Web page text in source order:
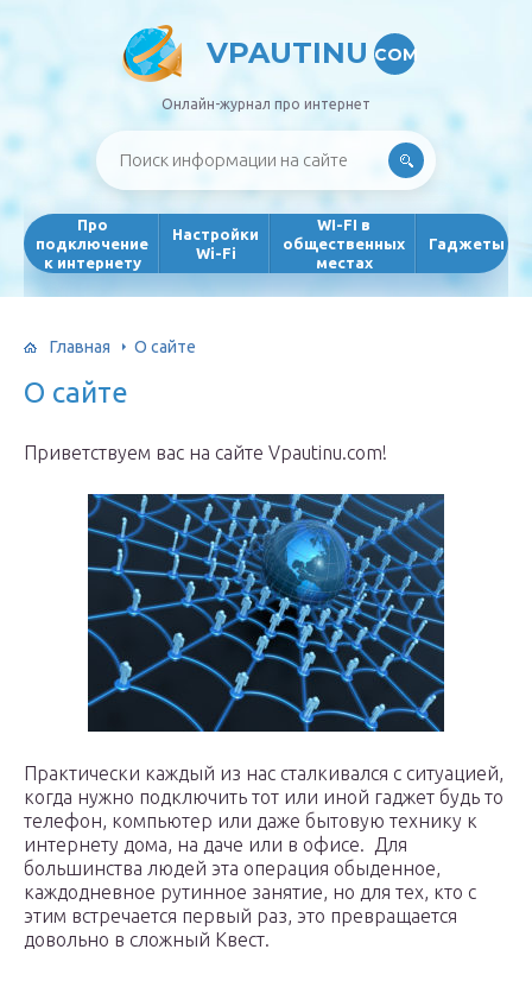
VPAUTINU COM
Онлайн-журнал про интернет
Про
подключение
к интернету
Настройки
Wi-Fi
WI-FI в
общественных
местах
Гаджеты
Главная О сайте
О сайте
Приветствуем вас на сайте Vpautinu.com!
Практически каждый из нас сталкивался с ситуацией,
когда нужно подключить тот или иной гаджет будь то
телефон, компьютер или даже бытовую технику к
интернету дома, на даче или в офисе. Для
большинства людей эта операция обыденное,
каждодневное рутинное занятие, но для тех, кто с
этим встречается первый раз, это превращается
довольно в сложный Квест.